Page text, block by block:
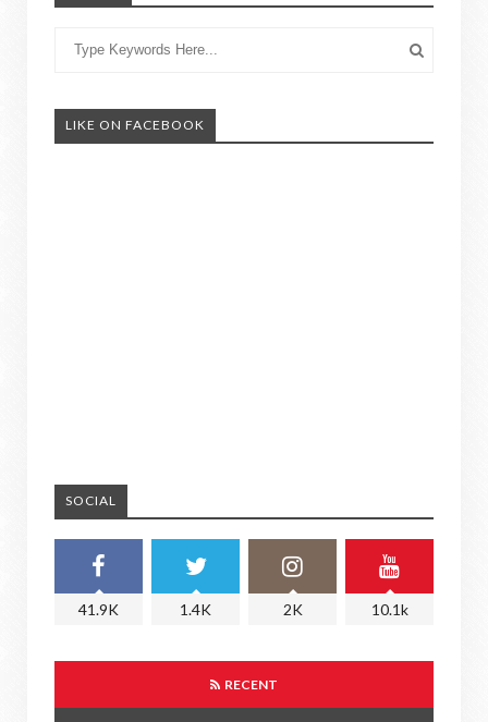
LIKE ON FACEBOOK
SOCIAL
41.9K 1.4K 2K 10.1k
RECENT